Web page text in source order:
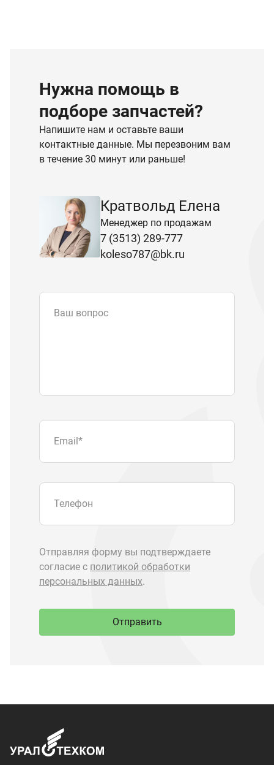
Нужна помощь в
подборе запчастей?
Напишите нам и оставьте ваши
контактные данные. Мы перезвоним вам
в течение 30 минут или раньше!
Кратвольд Елена
Менеджер по продажам
7 (3513) 289-777
koleso787@bk.ru
Ваш вопрос
Запчасти Урал
Запчасти Камаз
Спецпредложения
Доставка и оплата